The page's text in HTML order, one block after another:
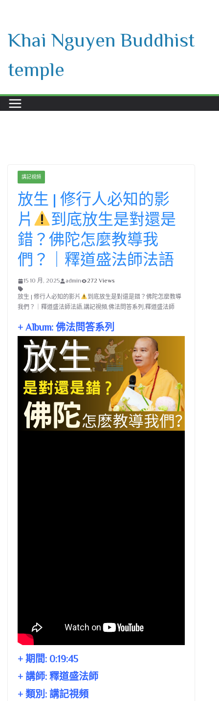
content
Khai Nguyen Buddhist
temple
講記視頻
放生 | 修行人必知的影
片
到底放生是對還是
錯？佛陀怎麼教導我
們？｜釋道盛法師法語
15 10 月, 2025 admin 272 Views
放生 | 修行人必知的影片
到底放生是對還是錯？佛陀怎麼教導
我們？｜釋道盛法師法語,講記視頻,佛法問答系列,釋道盛法師
+ Album: 佛法問答系列
+ 期間: 0:19:45
+ 講師: 釋道盛法師
+ 類別: 講記視頻